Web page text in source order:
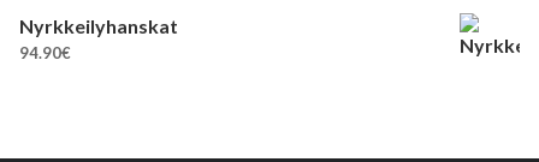
Nyrkkeilyhanskat
94.90€